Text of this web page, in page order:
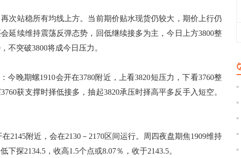
站稳所有均线上方。当前期价贴水现货仍较大，期价上行仍
延续维持震荡反弹态势，回低继续接多为主，今日上方3800整
不突破3800将成今日压力。
晚期螺1910会开在3780附近，上看3820短压力，下看3760整
获支撑时择低接多，抽起3820承压时择高平多反手入短空。
附近，会在2130－2170区间运行。周四夜盘期焦1909维持
下探2134.5，收高1.5个点或8.07％，收于2143.5。